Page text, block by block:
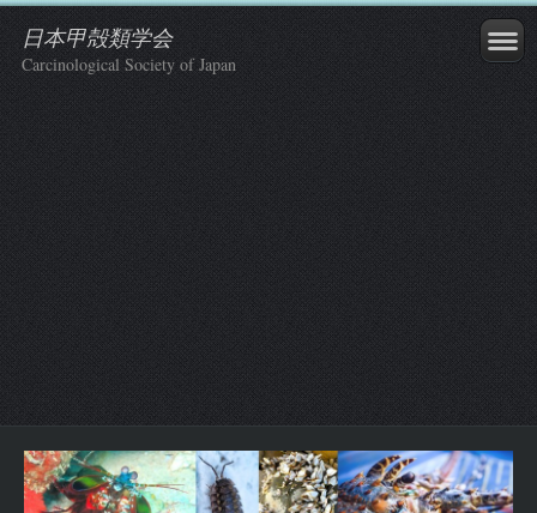
日本甲殻類学会
Carcinological Society of Japan